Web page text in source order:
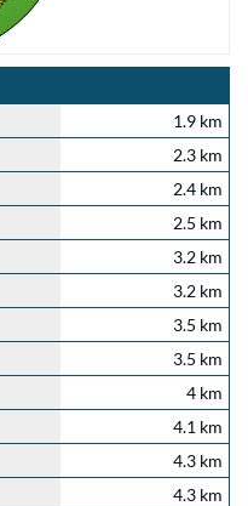
1.9 km
2.3 km
2.4 km
2.5 km
3.2 km
3.2 km
3.5 km
3.5 km
4 km
4.1 km
4.3 km
4.3 km